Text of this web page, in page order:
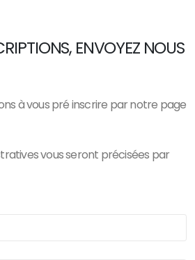
ENVOYEZ NOUS
à vous pré inscrire par notre page
vous seront précisées par